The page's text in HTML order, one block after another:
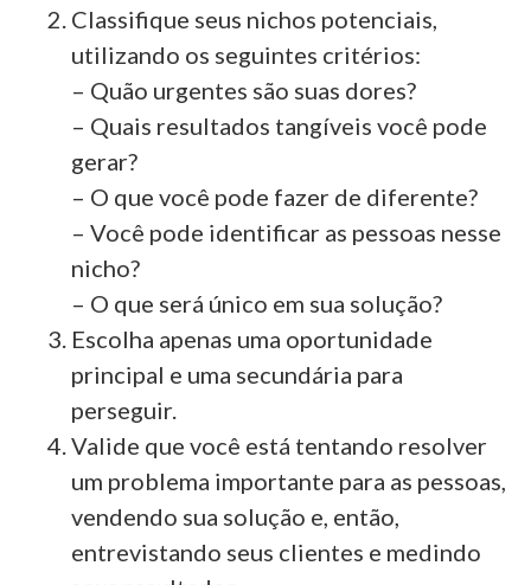
Classifique seus nichos potenciais,
utilizando os seguintes critérios:
– Quão urgentes são suas dores?
– Quais resultados tangíveis você pode
gerar?
– O que você pode fazer de diferente?
– Você pode identificar as pessoas nesse
nicho?
– O que será único em sua solução?
Escolha apenas uma oportunidade
principal e uma secundária para
perseguir.
Valide que você está tentando resolver
um problema importante para as pessoas,
vendendo sua solução e, então,
entrevistando seus clientes e medindo